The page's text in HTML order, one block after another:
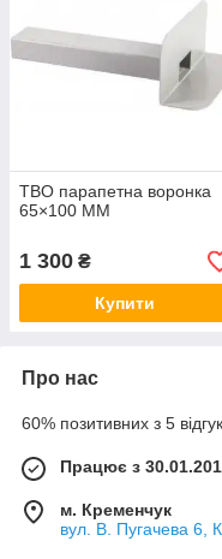
ТВО парапетна воронка
65×100 ММ
1 300 ₴
Купити
Про нас
60% позитивних з 5
Працює з
м. Кременчук
вул. В. Пугачева 6,